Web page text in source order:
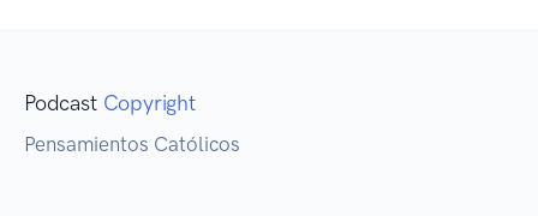
Podcast Copyright
Pensamientos Católicos